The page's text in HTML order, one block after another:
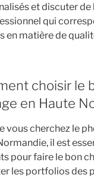
et discuter
qui
en matière de
choisir le
en Haute
vous cherchez le
il est
pour faire le bon
les portfolios des